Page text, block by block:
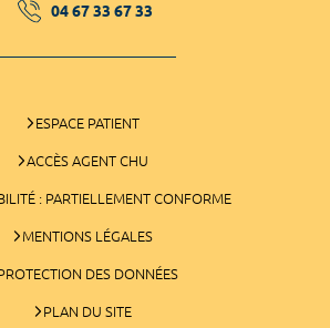
04 67 33 67 33
ESPACE PATIENT
ACCÈS AGENT CHU
: PARTIELLEMENT CONFORME
MENTIONS LÉGALES
DES DONNÉES
PLAN DU SITE